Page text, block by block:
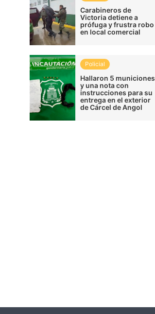
Carabineros de
Victoria detiene a
prófuga y frustra robo
en local comercial
Policial
Hallaron 5 municiones
y una nota con
instrucciones para su
entrega en el exterior
de Cárcel de Angol